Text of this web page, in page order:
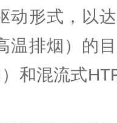
动形式，以
温排烟）的
）和混流式